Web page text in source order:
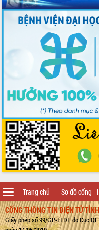
Trang chủ Sơ đồ cổng
Toggle
navigation
CỔNG THÔNG TIN ĐIỆN TỬ
Giấy phép số 99/GP-TTĐT do Cục